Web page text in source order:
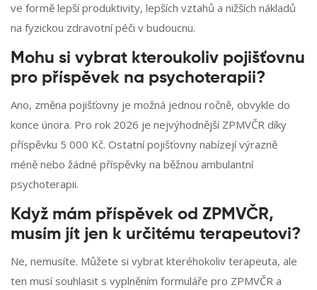
ve formě lepší produktivity, lepších vztahů a nižších nákladů
na fyzickou zdravotní péči v budoucnu.
Mohu si vybrat kteroukoliv pojišťovnu
pro příspěvek na psychoterapii?
Ano, změna pojišťovny je možná jednou ročně, obvykle do
konce února. Pro rok 2026 je nejvýhodnější ZPMVČR díky
příspěvku 5 000 Kč. Ostatní pojišťovny nabízejí výrazně
méně nebo žádné příspěvky na běžnou ambulantní
psychoterapii.
Když mám příspěvek od ZPMVČR,
musím jít jen k určitému terapeutovi?
Ne, nemusíte. Můžete si vybrat kteréhokoliv terapeuta, ale
ten musí souhlasit s vyplněním formuláře pro ZPMVČR a